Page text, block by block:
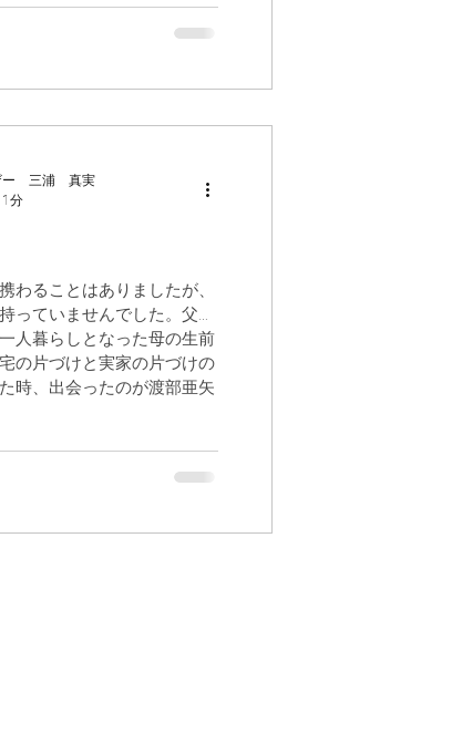
ー 三浦 真実
1分
わることはありましたが、
っていませんでした。父が
人暮らしとなった母の生前
の片づけと実家の片づけの
時、出会ったのが渡部亜矢